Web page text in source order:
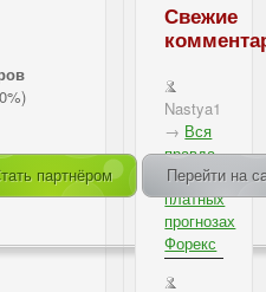
партнёром Перейти на
Свежие
Nastya1
→ Вся
правда
о
платных
прогнозах
Форекс